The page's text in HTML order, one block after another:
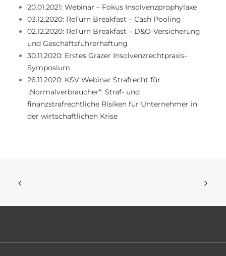
20.01.2021: Webinar – Fokus Insolvenzprophylaxe
03.12.2020: ReTurn Breakfast – Cash Pooling
02.12.2020: ReTurn Breakfast – D&O-Versicherung
und Geschäftsführerhaftung
30.11.2020: Erstes Grazer Insolvenzrechtpraxis-
Symposium
26.11.2020: KSV Webinar Strafrecht für
„Normalverbraucher“: Straf- und
finanzstrafrechtliche Risiken für Unternehmer in
der wirtschaftlichen Krise